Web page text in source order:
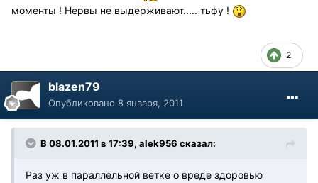
моменты ! Нервы не выдерживают..... тьфу !
2
blazen79
Опубликовано 8 января, 2011
В 08.01.2011 в 17:39, alek956 сказал:
Раз уж в параллельной ветке о вреде здоровью